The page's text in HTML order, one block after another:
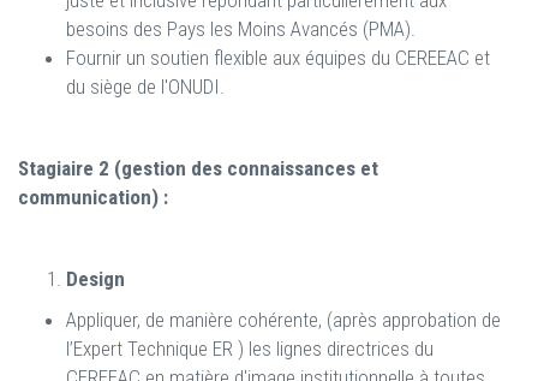
besoins des Pays les Moins Avancés (PMA).
Fournir un soutien flexible aux équipes du CEREEAC et
du siège de l'ONUDI.
Stagiaire 2 (gestion des connaissances et
communication) :
Design
Appliquer, de manière cohérente, (après approbation de
l’Expert Technique ER ) les lignes directrices du